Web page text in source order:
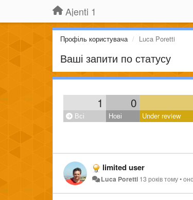
Ajenti 1
Профіль користувача Luca Poretti
Ваші запити по статусу
1 0
Всі Нові Under review
limited user
Luca Poretti 13 років тому•